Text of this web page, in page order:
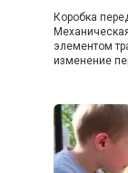
Коробка
элементом
изменение